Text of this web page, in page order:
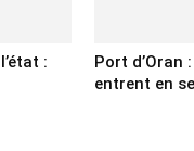
:
Port d’Oran
entrent en